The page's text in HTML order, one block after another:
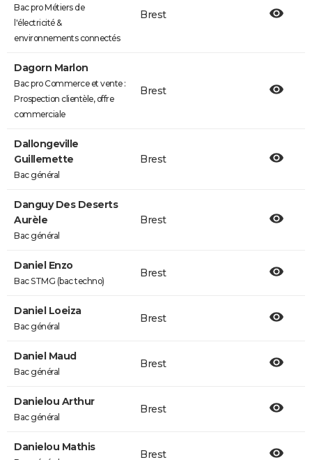
Bac pro Métiers de
l'électricité &
environnements connectés
Brest
Dagorn Marlon
Bac pro Commerce et vente :
Prospection clientèle, offre
commerciale
Brest
Dallongeville
Guillemette
Bac général
Brest
Danguy Des Deserts
Aurèle
Bac général
Brest
Daniel Enzo
Bac STMG (bac techno)
Brest
Daniel Loeiza
Bac général
Brest
Daniel Maud
Bac général
Brest
Danielou Arthur
Bac général
Brest
Danielou Mathis
Brest